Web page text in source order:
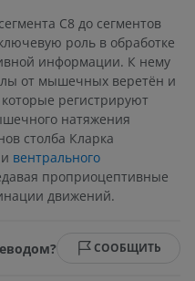
C8 до сегментов
роль в обработке
информации. К нему
от мышечных веретён и
регистрируют
натяжения
столба Кларка
и вентрального
проприоцептивные
движений.
СООБЩИТЬ